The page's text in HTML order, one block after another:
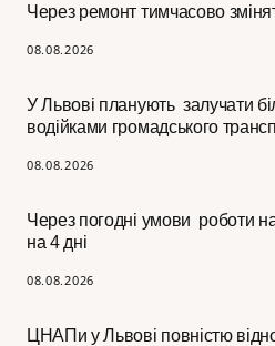
Через ремонт тимчасово
08.08.2026
У Львові планують залучати
водійками громадського
08.08.2026
Через погодні умови роботи
на 4 дні
08.08.2026
ЦНАПи у Львові повністю